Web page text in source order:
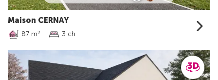
Maison CERNAY
87 m2 3 ch